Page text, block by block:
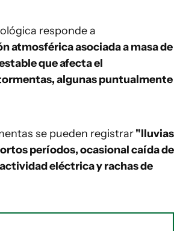
responde a
atmosférica asociada a masa de
que afecta el
algunas puntualmente
se pueden registrar"lluvias
períodos, ocasional caída de
eléctrica y rachas de